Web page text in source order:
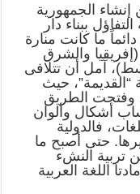
إنشاء الجمهورية
ببناء دار
ما كانت منارة
والشرق
آمل أن تتلافى
“القديمة”، حيث
وفتحت الطريق
أشكال وألوان
فالدولية
حتى أصبح ما
تربية النشء
اللغة العربية